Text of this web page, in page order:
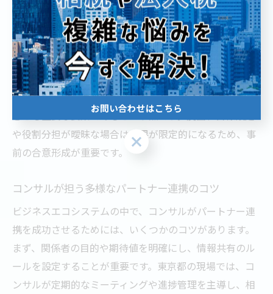
た。現場の声として、「コンサルのネットワークがなけ
れば成長のきっかけを掴めなかった」との意見も多いで
す。
こうした成功事例から学べるのは、コンサルの専門性と
現地ネットワークの活用がスタートアップの成長を加速
させる重要な要素であるという点です。反面、目標設定
や役割分担が曖昧な場合は成果が限定的になるため、事
前の合意形成が重要です。
コンサルが担う多様なパートナー連携のコツ
ビジネスエコシステムの中で、コンサルがパートナー連
携を成功させるためには、いくつかのコツがあります。
まず、関係者の目的や期待値を明確にし、情報共有のル
ールを設定することが重要です。東京都の現場では、コ
ンサルが定期的なミーティングや進捗管理を主導し、相
お問い合わせはこちら
お問い合わせはこちら